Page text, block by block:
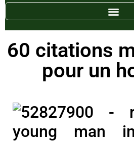
60 citations
pour un